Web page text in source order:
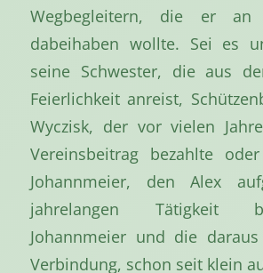
Wegbegleitern, die er an
dabeihaben wollte. Sei es
seine Schwester, die aus
Feierlichkeit anreist,
Wyczisk, der vor vielen
Vereinsbeitrag bezahlte
Johannmeier, den Alex
jahrelangen Tätigkeit
Johannmeier und die
Verbindung, schon seit klein